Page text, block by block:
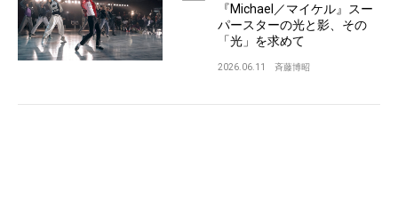
『Michael／マイケル』スー
パースターの光と影、その
「光」を求めて
2026.06.11 斉藤博昭